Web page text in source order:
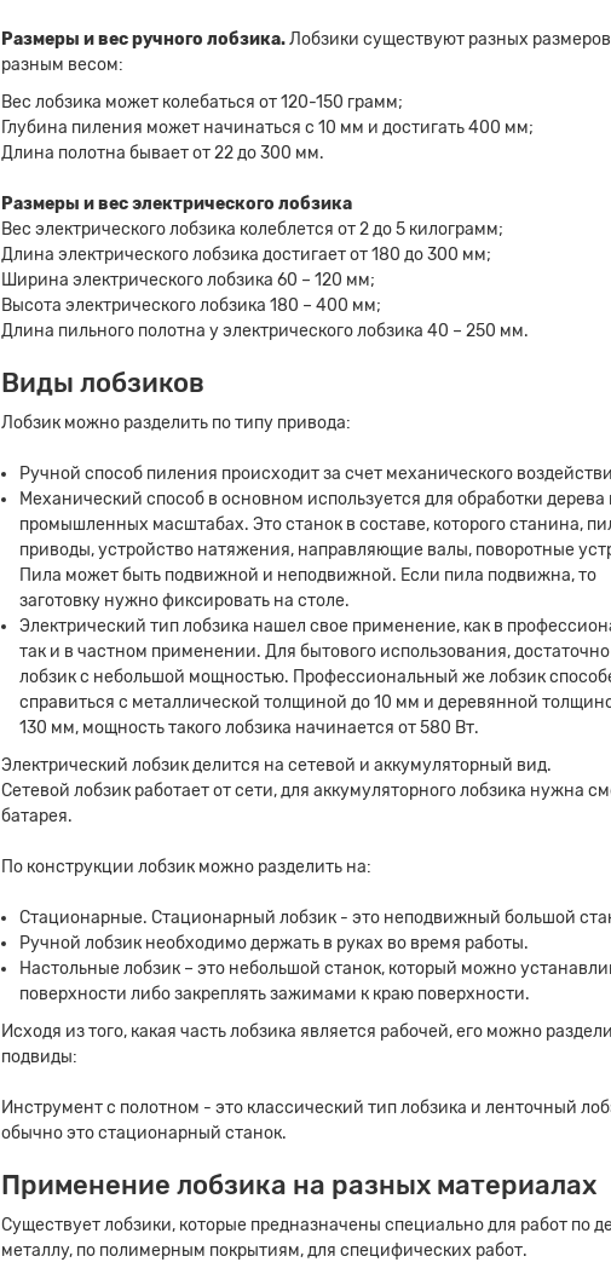
Размеры и вес ручного лобзика.Лобзики существуют разных
разным весом:
Вес лобзика может колебаться от 120-150 грамм;
Глубина пиления может начинаться с 10 мм и достигать 400 мм;
Длина полотна бывает от 22 до 300 мм.
Размеры и вес электрического лобзика
Вес электрического лобзика колеблется от 2 до 5 килограмм;
Длина электрического лобзика достигает от 180 до 300 мм;
Ширина электрического лобзика 60 – 120 мм;
Высота электрического лобзика 180 – 400 мм;
Длина пильного полотна у электрического лобзика 40 – 250 мм.
Виды лобзиков
Лобзик можно разделить по типу привода:
Ручной способ пиления происходит за счет механического
Механический способ в основном используется для обработки дерева
промышленных масштабах. Это станок в составе, которого станина,
приводы, устройство натяжения, направляющие валы, поворотные
Пила может быть подвижной и неподвижной. Если пила подвижна, то
заготовку нужно фиксировать на столе.
Электрический тип лобзика нашел свое применение, как в
так и в частном применении. Для бытового использования,
лобзик с небольшой мощностью. Профессиональный же лобзик
справиться с металлической толщиной до 10 мм и деревянной
130 мм, мощность такого лобзика начинается от 580 Вт.
Электрический лобзик делится на сетевой и аккумуляторный вид.
Сетевой лобзик работает от сети, для аккумуляторного лобзика нужна
батарея.
По конструкции лобзик можно разделить на:
Стационарные. Стационарный лобзик - это неподвижный большой
Ручной лобзик необходимо держать в руках во время работы.
Настольные лобзик – это небольшой станок, который можно
поверхности либо закреплять зажимами к краю поверхности.
Исходя из того, какая часть лобзика является рабочей, его можно
подвиды:
Инструмент с полотном - это классический тип лобзика и ленточный
обычно это стационарный станок.
Применение лобзика на разных материалах
Существует лобзики, которые предназначены специально для работ по
металлу, по полимерным покрытиям, для специфических работ.
Заявка на расчет